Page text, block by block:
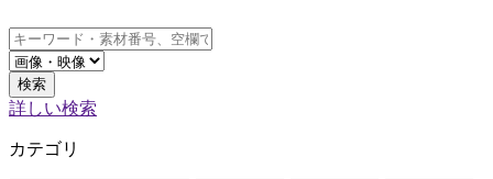
検索
詳しい検索
カテゴリ